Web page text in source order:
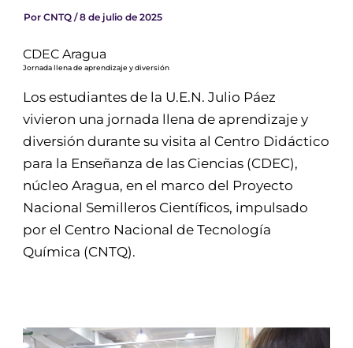
Por CNTQ /8 de julio de 2025
CDEC Aragua
Jornada llena de aprendizaje y diversión
Los estudiantes de la U.E.N. Julio Páez
vivieron una jornada llena de aprendizaje y
diversión durante su visita al Centro Didáctico
para la Enseñanza de las Ciencias (CDEC),
núcleo Aragua, en el marco del Proyecto
Nacional Semilleros Científicos, impulsado
por el Centro Nacional de Tecnología
Química (CNTQ).